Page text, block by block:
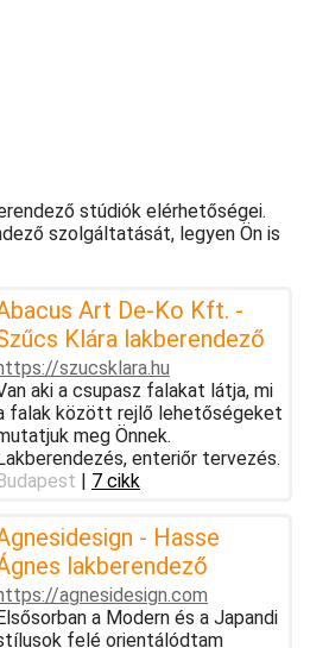
stúdiók elérhetőségei.
szolgáltatását, legyen Ön is
Art De-Ko Kft. -
Klára lakberendező
szucsklara.hu
aki a csupasz falakat látja, mi
falak között rejlő lehetőségeket
meg Önnek.
enteriőr tervezés.
| 7 cikk
- Hasse
lakberendező
agnesidesign.com
a Modern és a Japandi
felé orientálódtam